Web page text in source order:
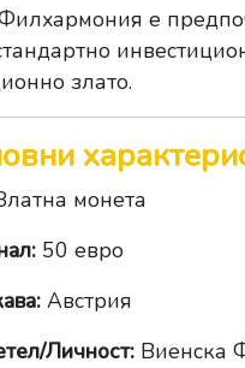
е
злато.
монета
50 евро
Австрия
Личност: Виенска